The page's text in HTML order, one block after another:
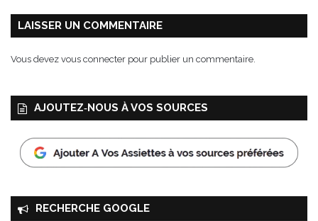
n
n
LAISSER UN COMMENTAIRE
Vous devez vous connecter pour publier un commentaire.
AJOUTEZ‑NOUS À VOS SOURCES
RECHERCHE GOOGLE